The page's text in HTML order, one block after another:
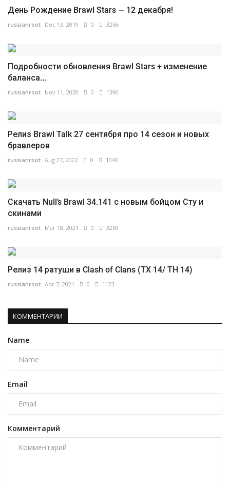
День Рождение Brawl Stars — 12 декабря!
russianroot Dec 13, 2019 0 3266
Подробности обновления Brawl Stars + изменение
баланса...
russianroot Nov 11, 2020 0 1390
Релиз Brawl Talk 27 сентября про 14 сезон и новых
бравлеров
russianroot Aug 27, 2022 0 1046
Скачать Null’s Brawl 34.141 с новым бойцом Сту и
скинами
russianroot Mar 18, 2021 0 3269
Релиз 14 ратуши в Clash of Clans (ТХ 14/ TH 14)
russianroot Apr 7, 2021 0 1123
КОММЕНТАРИИ
Name
Email
Комментарий